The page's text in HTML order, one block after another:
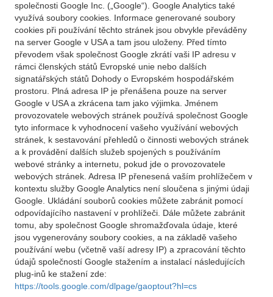
společnosti Google Inc. („Google“). Google Analytics také
využívá soubory cookies. Informace generované soubory
cookies při používání těchto stránek jsou obvykle převáděny
na server Google v USA a tam jsou uloženy. Před tímto
převodem však společnost Google zkrátí vaši IP adresu v
rámci členských států Evropské unie nebo dalších
signatářských států Dohody o Evropském hospodářském
prostoru. Plná adresa IP je přenášena pouze na server
Google v USA a zkrácena tam jako výjimka. Jménem
provozovatele webových stránek používá společnost Google
tyto informace k vyhodnocení vašeho využívání webových
stránek, k sestavování přehledů o činnosti webových stránek
a k provádění dalších služeb spojených s používáním
webové stránky a internetu, pokud jde o provozovatele
webových stránek. Adresa IP přenesená vaším prohlížečem v
kontextu služby Google Analytics není sloučena s jinými údaji
Google. Ukládání souborů cookies můžete zabránit pomocí
odpovídajícího nastavení v prohlížeči. Dále můžete zabránit
tomu, aby společnost Google shromažďovala údaje, které
jsou vygenerovány soubory cookies, a na základě vašeho
používání webu (včetně vaší adresy IP) a zpracování těchto
údajů společností Google stažením a instalací následujících
plug-inů ke stažení zde:
https://tools.google.com/dlpage/gaoptout?hl=cs